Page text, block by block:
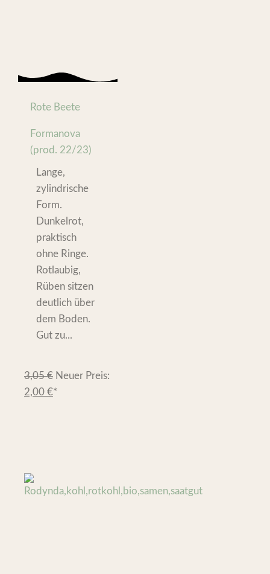
Rote Beete
Formanova
(prod. 22/23)
Lange,
zylindrische
Form.
Dunkelrot,
praktisch
ohne Ringe.
Rotlaubig,
Rüben sitzen
deutlich über
dem Boden.
Gut zu...
3,05€ Neuer Preis:
2,00 €*